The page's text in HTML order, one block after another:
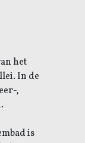
het
In de
,
is